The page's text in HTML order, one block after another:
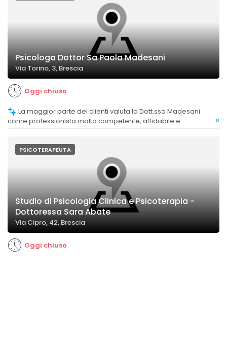
Psicologa Dottor Sa Paola Madesani
Via Torino, 3, Brescia
Oggi chiuso
come professionista molto competente, affidabile e
»
PSICOTERAPEUTA
Studio di Psicologia Clinica e Psicoterapia -
Dottoressa Sara Abate
Via Cipro, 42, Brescia
Oggi chiuso